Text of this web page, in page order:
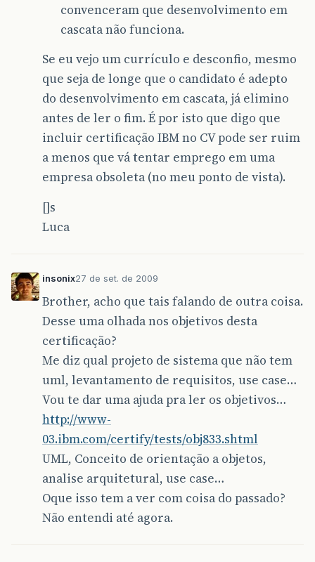
convenceram que desenvolvimento em
cascata não funciona.
Se eu vejo um currículo e desconfio, mesmo
que seja de longe que o candidato é adepto
do desenvolvimento em cascata, já elimino
antes de ler o fim. É por isto que digo que
incluir certificação IBM no CV pode ser ruim
a menos que vá tentar emprego em uma
empresa obsoleta (no meu ponto de vista).
[]s
Luca
insonix27 de set. de 2009
Brother, acho que tais falando de outra coisa.
Desse uma olhada nos objetivos desta
certificação?
Me diz qual projeto de sistema que não tem
uml, levantamento de requisitos, use case…
Vou te dar uma ajuda pra ler os objetivos…
http://www-
03.ibm.com/certify/tests/obj833.shtml
UML, Conceito de orientação a objetos,
analise arquitetural, use case…
Oque isso tem a ver com coisa do passado?
Não entendi até agora.